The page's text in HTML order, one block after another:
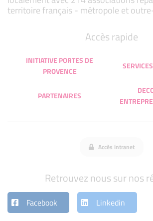
territoire français - métropole et
Accès rapide
INITIATIVE PORTES DE
PROVENCE
PARTENAIRES
Accès intranet
Retrouvez nous sur nos
Facebook Linkedin